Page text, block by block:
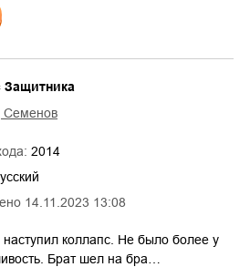
14.11.2023 13:08
Защитника
Семенов
2014
коллапс. Не было более у
Брат шел на бра…